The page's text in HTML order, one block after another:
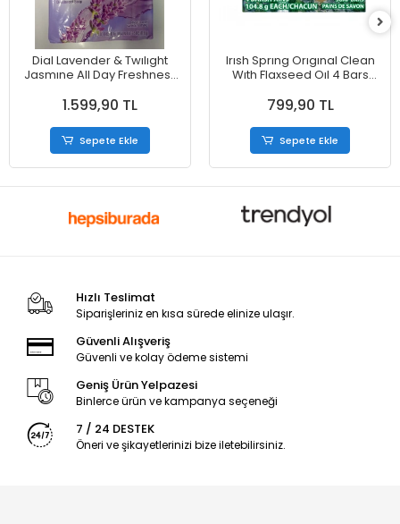
Dial Lavender & Twılıght
Jasmıne All Day Freshness
Soap 10 Bars Sabun 1130 g
1.599,90 TL
Sepete Ekle
Irısh Sprıng Orıgınal Clean
Wıth Flaxseed Oıl 4 Bars
799,90 TL
Sepete Ekle
Hızlı Teslimat
Siparişleriniz en kısa sürede elinize ulaşır.
Güvenli Alışveriş
Güvenli ve kolay ödeme sistemi
Geniş Ürün Yelpazesi
Binlerce ürün ve kampanya seçeneği
7 / 24 DESTEK
Öneri ve şikayetlerinizi bize iletebilirsiniz.